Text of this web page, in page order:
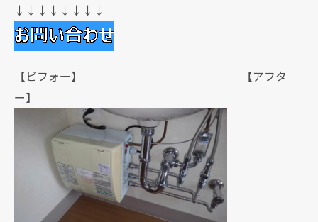
↓↓↓↓↓↓↓↓
【ビフォー】 【アフタ
ー】